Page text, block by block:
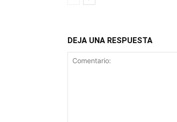
DEJA UNA RESPUESTA